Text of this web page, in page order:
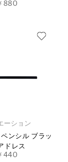
880
ーション
ンシル ブラッ
ドレス
440